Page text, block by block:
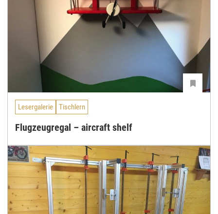
Lesergalerie Tischlern
Flugzeugregal – aircraft shelf